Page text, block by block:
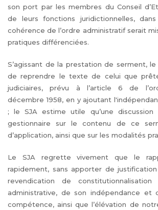
son port par les membres du Conseil
de leurs fonctions juridictionnelles,
cohérence de l’ordre administratif serait
pratiques différenciées.
S’agissant de la prestation de serment,
de reprendre le texte de celui que
judiciaires, prévu à l’article 6 de
décembre 1958, en y ajoutant
; le SJA estime utile qu’une discussion
gestionnaire sur le contenu de ce
d’application, ainsi que sur les modalités
Le SJA regrette vivement que le
rapidement, sans apporter de
revendication de
administrative, de son indépendance et
compétence, ainsi que l’élévation de